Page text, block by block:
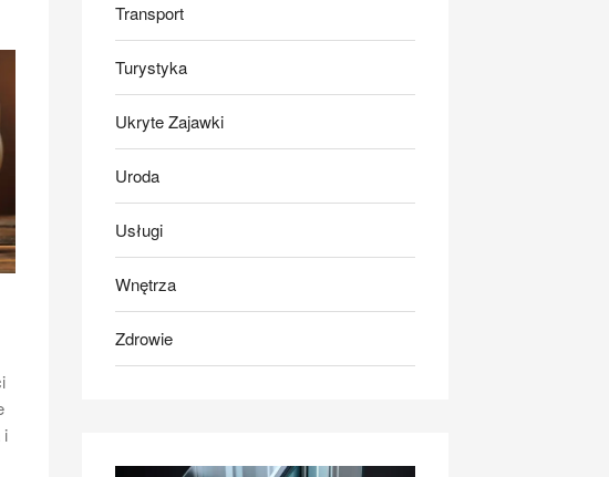
i
Transport
Turystyka
Ukryte Zajawki
Uroda
Usługi
Wnętrza
Zdrowie